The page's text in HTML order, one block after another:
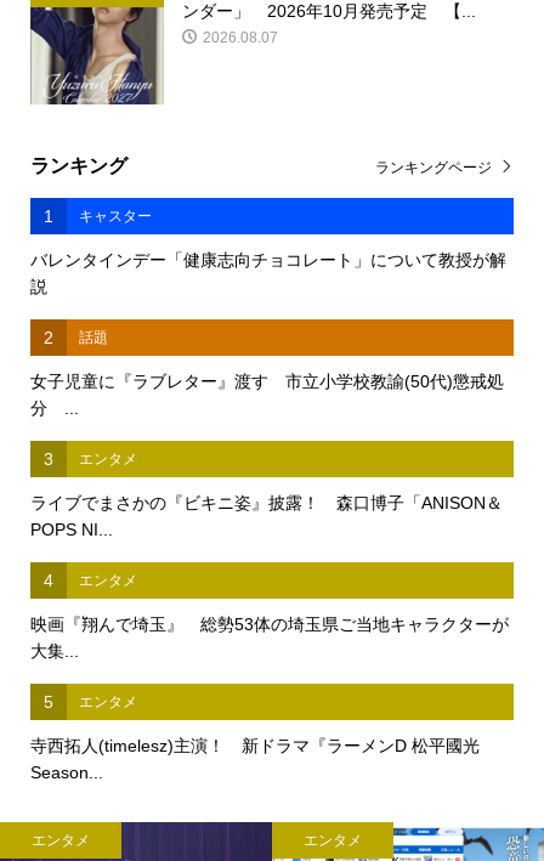
ンダー」 2026年10月発売予定 【...
2026.08.07
ランキング
1 キャスター
バレンタインデー「健康志向チョコレート」について教授が解
説
2 話題
女子児童に『ラブレター』渡す 市立小学校教諭(50代)懲戒処
分 ...
3 エンタメ
ライブでまさかの『ビキニ姿』披露！ 森口博子「ANISON＆
POPS NI...
4 エンタメ
映画『翔んで埼玉』 総勢53体の埼玉県ご当地キャラクターが
大集...
5 エンタメ
寺西拓人(timelesz)主演！ 新ドラマ『ラーメンD 松平國光
Season...
ランキングページ
エンタメ エンタメ